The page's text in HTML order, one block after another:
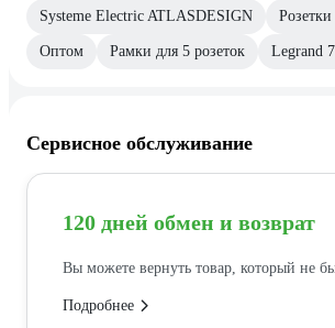
Systeme Electric ATLASDESIGN
Оптом Рамки для 5 розеток Legrand
Сервисное обслуживание
120 дней обмен и возврат
Вы можете вернуть товар, который не
Подробнее